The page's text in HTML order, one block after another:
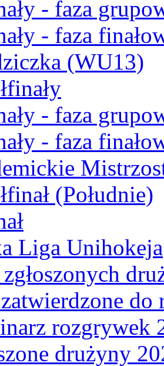
- faza
- faza
(WU13)
- faza
- faza
(Południe)
Liga Unihokeja
do
rozgrywek
drużyny